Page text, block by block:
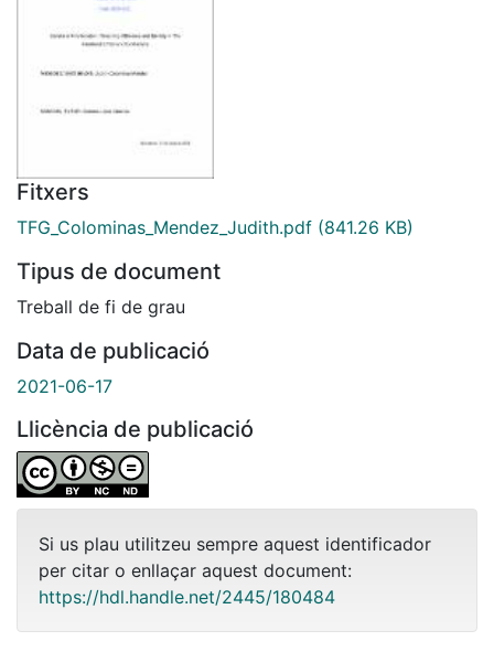
Fitxers
TFG_Colominas_Mendez_Judith.pdf (841.26 KB)
Tipus de document
Treball de fi de grau
Data de publicació
2021-06-17
Llicència de publicació
Si us plau utilitzeu sempre aquest identificador
per citar o enllaçar aquest document:
https://hdl.handle.net/2445/180484